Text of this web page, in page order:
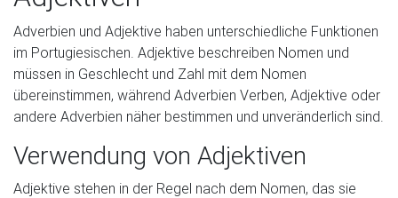
Adverbien und Adjektive haben unterschiedliche Funktionen
im Portugiesischen. Adjektive beschreiben Nomen und
müssen in Geschlecht und Zahl mit dem Nomen
übereinstimmen, während Adverbien Verben, Adjektive oder
andere Adverbien näher bestimmen und unveränderlich sind.
Verwendung von Adjektiven
Adjektive stehen in der Regel nach dem Nomen, das sie